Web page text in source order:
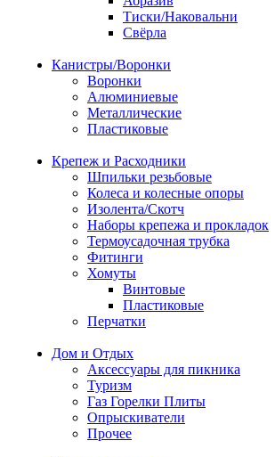
Тиски/Наковальни
Свёрла
Канистры/Воронки
Воронки
Алюминиевые
Металлические
Пластиковые
Крепеж и Расходники
Шпильки резьбовые
Колеса и колесные опоры
Изолента/Скотч
Наборы крепежа и прокладок
Термоусадочная трубка
Фитинги
Хомуты
Винтовые
Пластиковые
Перчатки
Дом и Отдых
Аксессуары для пикника
Туризм
Газ Горелки Плиты
Опрыскиватели
Прочее